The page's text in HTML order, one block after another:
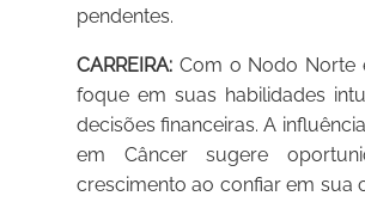
pendentes.
CARREIRA: Com o Nodo Norte
foque em suas habilidades
decisões financeiras. A
em Câncer sugere
crescimento ao confiar em sua